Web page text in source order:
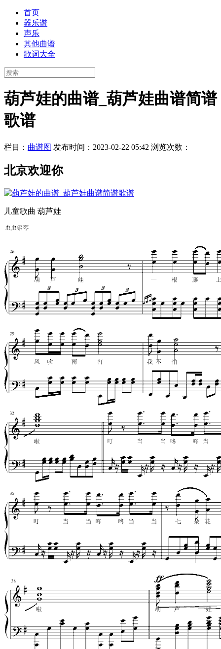
首页
器乐谱
声乐
其他曲谱
歌词大全
葫芦娃的曲谱_葫芦娃曲谱简谱
歌谱
栏目： 曲谱图 发布时间：2023-02-22 05:42 浏览次数：
北京欢迎你
儿童歌曲 葫芦娃